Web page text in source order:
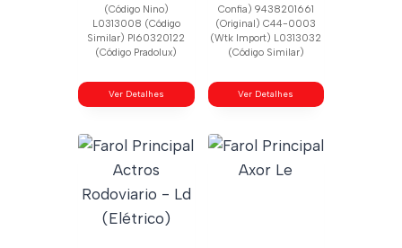
(Código Nino)
L0313008 (Código
Similar) Pl60320122
(Código Pradolux)
Ver Detalhes
Confia) 9438201661
(Original) C44-0003
(Wtk Import) L0313032
(Código Similar)
Ver Detalhes